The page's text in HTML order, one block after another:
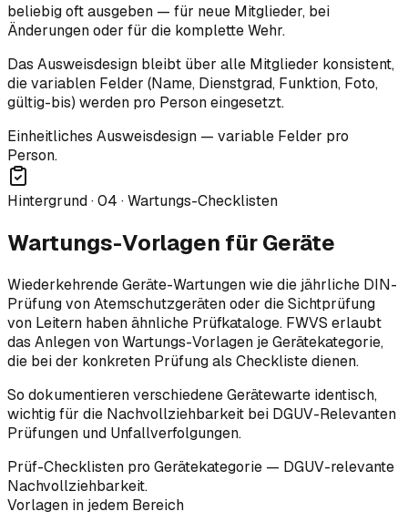
beliebig oft ausgeben — für neue Mitglieder, bei
Änderungen oder für die komplette Wehr.
Das Ausweisdesign bleibt über alle Mitglieder konsistent,
die variablen Felder (Name, Dienstgrad, Funktion, Foto,
gültig-bis) werden pro Person eingesetzt.
Einheitliches Ausweisdesign — variable Felder pro
Person.
Hintergrund ·04 ·Wartungs-Checklisten
Wartungs-Vorlagen für Geräte
Wiederkehrende Geräte-Wartungen wie die jährliche DIN-
Prüfung von Atemschutzgeräten oder die Sichtprüfung
von Leitern haben ähnliche Prüfkataloge. FWVS erlaubt
das Anlegen von Wartungs-Vorlagen je Gerätekategorie,
die bei der konkreten Prüfung als Checkliste dienen.
So dokumentieren verschiedene Gerätewarte identisch,
wichtig für die Nachvollziehbarkeit bei DGUV-Relevanten
Prüfungen und Unfallverfolgungen.
Prüf-Checklisten pro Gerätekategorie — DGUV-relevante
Nachvollziehbarkeit.
Vorlagen in jedem Bereich